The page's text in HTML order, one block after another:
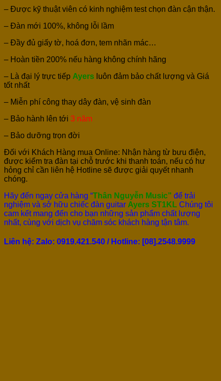
– Được kỹ thuật viên có kinh nghiệm test chọn đàn cận thận.
– Đàn mới 100%, không lỗi lầm
– Đầy đủ giấy tờ, hoá đơn, tem nhãn mác…
– Hoàn tiền 200% nếu hàng không chính hãng
– Là đại lý trực tiếp Ayers luôn đảm bảo chất lượng và Giá
tốt nhất
– Miễn phí công thay dây đàn, vệ sinh đàn
– Bảo hành lên tới 3 năm
– Bảo dưỡng trọn đời
Đối với Khách Hàng mua Online: Nhận hàng từ bưu điện,
được kiểm tra đàn tại chỗ trước khi thanh toán, nếu có hư
hỏng chỉ cần liên hệ Hotline sẽ được giải quyết nhanh
chóng.
Hãy đến ngay cửa hàng “Thân Nguyễn Music” để trải
nghiệm và sở hữu chiếc đàn guitar Ayers ST1KL Chúng tôi
cam kết mang đến cho bạn những sản phẩm chất lượng
nhất, cùng với dịch vụ chăm sóc khách hàng tận tâm.
Liên hệ: Zalo: 0919.421.540 / Hotline: [08].2548.9999